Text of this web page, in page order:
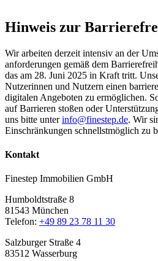
Hinweis zur
Wir arbeiten derzeit intensiv an der
anforderungen gemäß dem
das am 28. Juni 2025 in Kraft tritt.
Nutzerinnen und Nutzern einen
digitalen Angeboten zu ermöglichen.
auf Barrieren stoßen oder
uns bitte unterinfo@finestep.de. Wir
Einschränkungen schnellstmöglich zu
Kontakt
Finestep Immobilien GmbH
Humboldtstraße 8
81543 München
Telefon: +49 89 23 78 11 30
Salzburger Straße 4
83512 Wasserburg